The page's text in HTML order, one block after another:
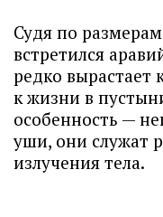
Судя по
встретился
редко вырастает
к жизни в
особенность —
уши, они служат
излучения тела.